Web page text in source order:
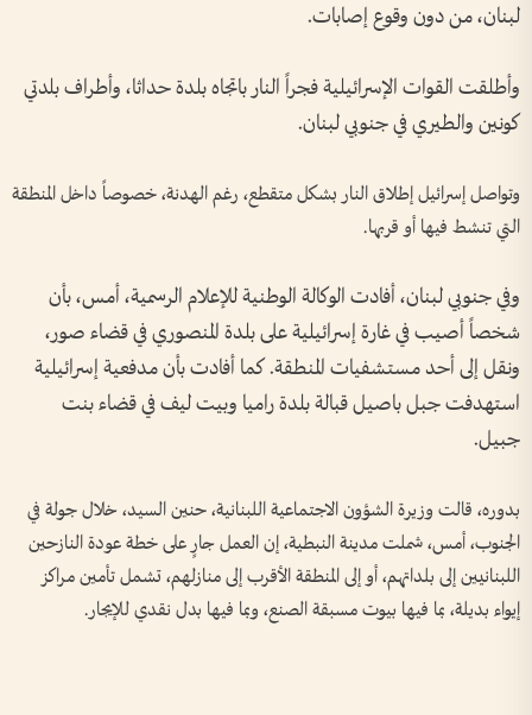
لبنان، من دون وقوع إصابات.
وأطلقت القوات الإسرائيلية فجراً النار باتجاه بلدة حداثا، وأطراف بلدتي
كونين والطيري في جنوبي لبنان.
وتواصل إسرائيل إطلاق النار بشكل متقطع، رغم الهدنة، خصوصاً داخل المنطقة
التي تنشط فيها أو قربها.
وفي جنوبي لبنان، أفادت الوكالة الوطنية للإعلام الرسمية، أمس، بأن
شخصاً أصيب في غارة إسرائيلية على بلدة المنصوري في قضاء صور،
ونقل إلى أحد مستشفيات المنطقة. كما أفادت بأن مدفعية إسرائيلية
استهدفت جبل باصيل قبالة بلدة راميا وبيت ليف في قضاء بنت
جبيل.
بدوره، قالت وزيرة الشؤون الاجتماعية اللبنانية، حنين السيد، خلال جولة في
الجنوب، أمس، شملت مدينة النبطية، إن العمل جارٍ على خطة عودة النازحين
اللبنانيين إلى بلداتهم، أو إلى المنطقة الأقرب إلى منازلهم، تشمل تأمين مراكز
إيواء بديلة، بما فيها بيوت مسبقة الصنع، وبما فيها بدل نقدي للإيجار.